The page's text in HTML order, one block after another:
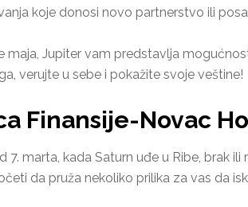
koje donosi novo partnerstvo ili
maja, Jupiter vam predstavlja
verujte u sebe i pokažite svoje veštine!
Finansije-Novac
7. marta, kada Saturn uđe u Ribe, brak
da pruža nekoliko prilika za vas da